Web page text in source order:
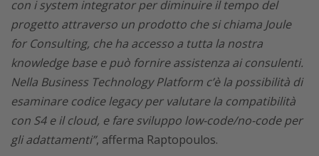
con i system integrator per diminuire il tempo del
progetto attraverso un prodotto che si chiama Joule
for Consulting, che ha accesso a tutta la nostra
knowledge base e può fornire assistenza ai consulenti.
Nella Business Technology Platform c’è la possibilità di
esaminare codice legacy per valutare la compatibilità
con S4 e il cloud, e fare sviluppo low-code/no-code per
gli adattamenti”, afferma Raptopoulos.